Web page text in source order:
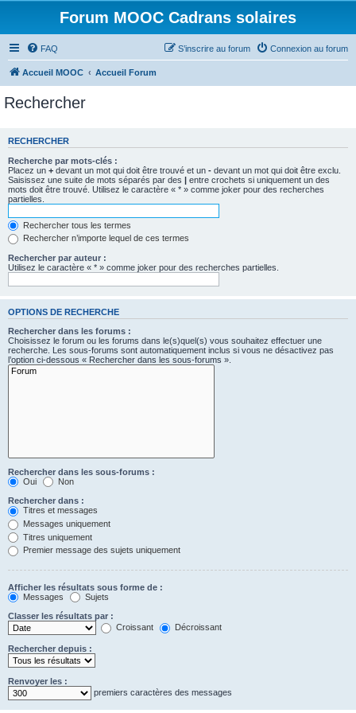
Forum MOOC Cadrans solaires
FAQ Connexion au forum
S’inscrire au forum
Accueil MOOC Accueil Forum
Rechercher
RECHERCHER
Recherche par mots-clés :
Placez un + devant un mot qui doit être trouvé et un - devant un mot qui doit être exclu.
Saisissez une suite de mots séparés par des | entre crochets si uniquement un des
mots doit être trouvé. Utilisez le caractère « * » comme joker pour des recherches
partielles.
Rechercher tous les termes
Rechercher n’importe lequel de ces termes
Rechercher par auteur :
Utilisez le caractère « * » comme joker pour des recherches partielles.
OPTIONS DE RECHERCHE
Rechercher dans les forums :
Choisissez le forum ou les forums dans le(s)quel(s) vous souhaitez effectuer une
recherche. Les sous-forums sont automatiquement inclus si vous ne désactivez pas
l’option ci-dessous « Rechercher dans les sous-forums ».
Rechercher dans les sous-forums :
Oui
Non
Rechercher dans :
Titres et messages
Messages uniquement
Titres uniquement
Premier message des sujets uniquement
Afficher les résultats sous forme de :
Messages
Sujets
Classer les résultats par :
Croissant
Décroissant
Rechercher depuis :
Renvoyer les :
premiers caractères des messages